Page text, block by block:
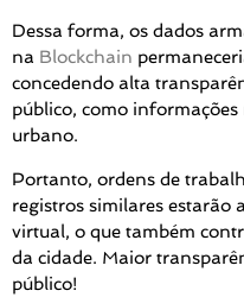
Dessa forma, os dados
na Blockchain
concedendo alta
público, como
urbano.
Portanto, ordens de
registros similares estarão
virtual, o que também
da cidade. Maior
público!